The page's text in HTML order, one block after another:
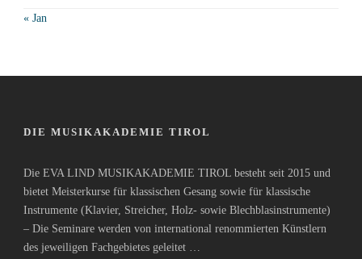
« Jan
DIE MUSIKAKADEMIE TIROL
Die EVA LIND MUSIKAKADEMIE TIROL besteht seit 2015 und
bietet Meisterkurse für klassischen Gesang sowie für klassische
Instrumente (Klavier, Streicher, Holz- sowie Blechblasinstrumente)
– Die Seminare werden von international renommierten Künstlern
des jeweiligen Fachgebietes geleitet …